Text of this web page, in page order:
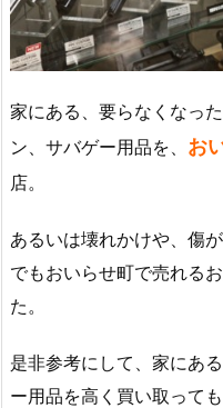
家にある、要らなくなっ
ン、サバゲー用品を、 お
店。
あるいは壊れかけや、傷
でもおいらせ町で売れる
た。
是非参考にして、家にあ
ー用品を高く買い取って